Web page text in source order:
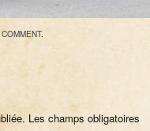
.
Les champs obligatoires